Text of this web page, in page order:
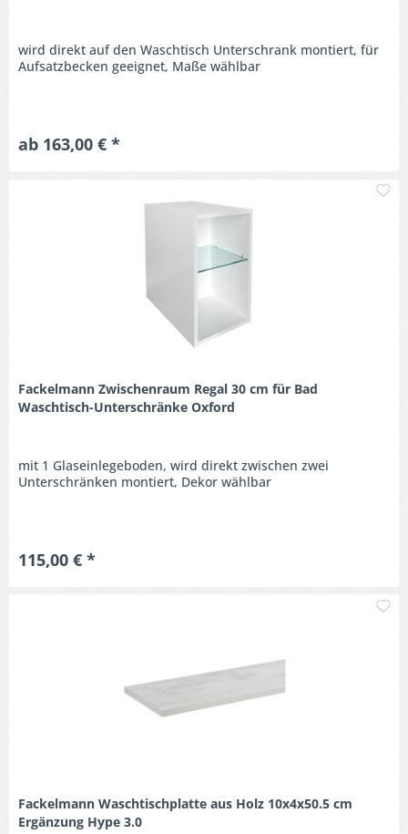
wird direkt auf den Waschtisch Unterschrank montiert, für
Aufsatzbecken geeignet, Maße wählbar
ab 163,00 € *
Fackelmann Zwischenraum Regal 30 cm für Bad
Waschtisch-Unterschränke Oxford
mit 1 Glaseinlegeboden, wird direkt zwischen zwei
Unterschränken montiert, Dekor wählbar
115,00 € *
Fackelmann Waschtischplatte aus Holz 10x4x50.5 cm
Ergänzung Hype 3.0